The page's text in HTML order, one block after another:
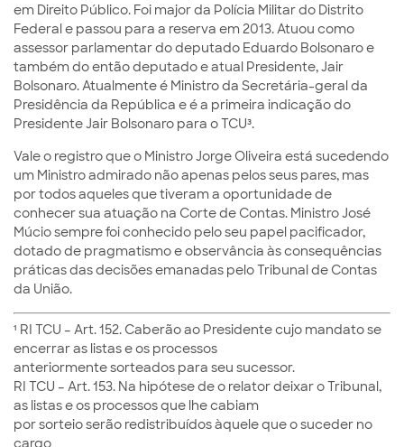
em Direito Público. Foi major da Polícia Militar do Distrito
Federal e passou para a reserva em 2013. Atuou como
assessor parlamentar do deputado Eduardo Bolsonaro e
também do então deputado e atual Presidente, Jair
Bolsonaro. Atualmente é Ministro da Secretária-geral da
Presidência da República e é a primeira indicação do
Presidente Jair Bolsonaro para o TCU³.
Vale o registro que o Ministro Jorge Oliveira está sucedendo
um Ministro admirado não apenas pelos seus pares, mas
por todos aqueles que tiveram a oportunidade de
conhecer sua atuação na Corte de Contas. Ministro José
Múcio sempre foi conhecido pelo seu papel pacificador,
dotado de pragmatismo e observância às consequências
práticas das decisões emanadas pelo Tribunal de Contas
da União.
¹ RI TCU – Art. 152. Caberão ao Presidente cujo mandato se
encerrar as listas e os processos
anteriormente sorteados para seu sucessor.
RI TCU – Art. 153. Na hipótese de o relator deixar o Tribunal,
as listas e os processos que lhe cabiam
por sorteio serão redistribuídos àquele que o suceder no
cargo